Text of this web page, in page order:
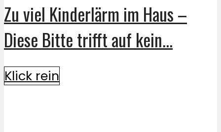
Zu viel Kinderlärm im Haus –
Diese Bitte trifft auf kein...
Klick rein